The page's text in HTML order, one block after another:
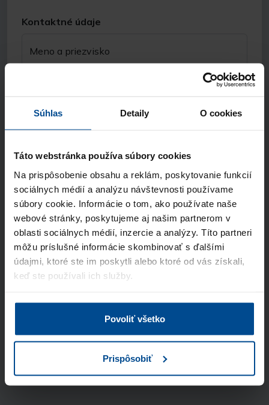
Súhlas Detaily O cookies
Táto webstránka používa súbory cookies
Na prispôsobenie obsahu a reklám, poskytovanie funkcií
sociálnych médií a analýzu návštevnosti používame
súbory cookie. Informácie o tom, ako používate naše
webové stránky, poskytujeme aj našim partnerom v
oblasti sociálnych médií, inzercie a analýzy. Títo partneri
môžu príslušné informácie skombinovať s ďalšími
údajmi, ktoré ste im poskytli alebo ktoré od vás získali,
keď ste používali ich služby.
Povoliť všetko
Prispôsobiť
Kontaktné údaje
Meno a priezvisko
Názov spoločnosti
Odkiaľ ste sa nás dozvedeli?
Súhlasím so spracúvanímosobných údajov
a vyhlasujem, že som sa oboznámil so
Stránka je chránená pomocou Google reCaptcha